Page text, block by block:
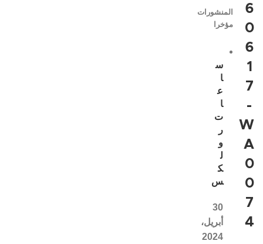
6
0
6
1
7
-
W
A
0
0
7
4
المنشورات
مؤخرا
س
ا
ع
ا
ت
ر
و
ل
ك
س
30
أبريل،
2024